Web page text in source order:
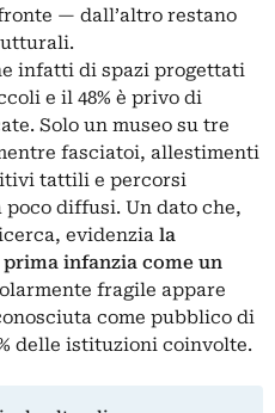
— dall’altro restano
infatti di spazi progettati
e il 48% è privo di
Solo un museo su tre
fasciatoi, allestimenti
tattili e percorsi
diffusi. Un dato che,
evidenzia la
infanzia come un
fragile appare
come pubblico di
delle istituzioni coinvolte.